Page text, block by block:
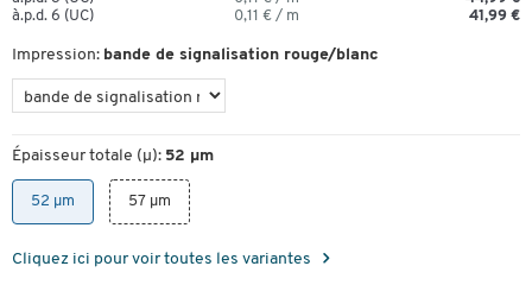
à.p.d. 6 (UC)
0,11 € / m 41,99 €
Impression: bande de signalisation rouge/blanc
Épaisseur totale (µ): 52 µm
52 µm 57 µm
Cliquez ici pour voir toutes les variantes